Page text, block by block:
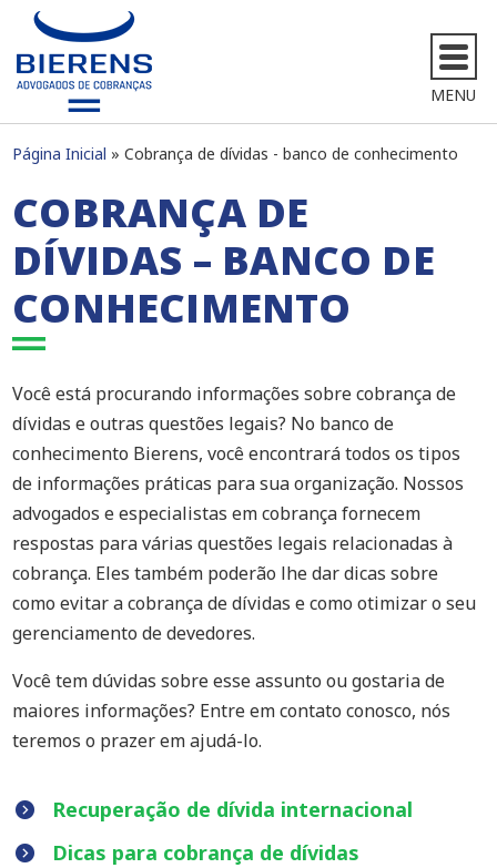
MENU
Página Inicial Cobrança de dívidas - banco de conhecimento
COBRANÇA DE
DÍVIDAS – BANCO DE
CONHECIMENTO
Você está procurando informações sobre cobrança de
dívidas e outras questões legais? No banco de
conhecimento Bierens, você encontrará todos os tipos
de informações práticas para sua organização. Nossos
advogados e especialistas em cobrança fornecem
respostas para várias questões legais relacionadas à
cobrança. Eles também poderão lhe dar dicas sobre
como evitar a cobrança de dívidas e como otimizar o seu
gerenciamento de devedores.
Você tem dúvidas sobre esse assunto ou gostaria de
maiores informações? Entre em contato conosco, nós
teremos o prazer em ajudá-lo.
Recuperação de dívida internacional
Dicas para cobrança de dívidas